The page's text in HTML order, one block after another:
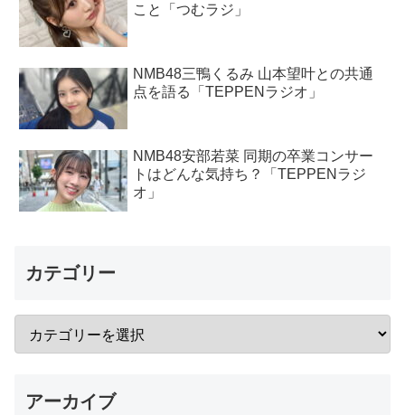
こと「つむラジ」
NMB48三鴨くるみ 山本望叶との共通
点を語る「TEPPENラジオ」
NMB48安部若菜 同期の卒業コンサー
トはどんな気持ち？「TEPPENラジ
オ」
カテゴリー
アーカイブ